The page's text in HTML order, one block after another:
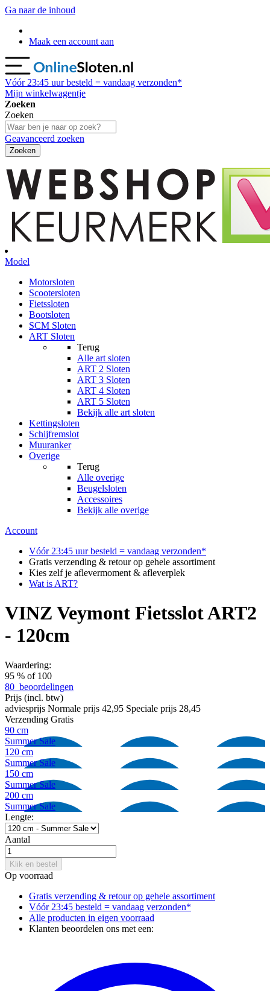
Ga naar de inhoud
Maak een account aan
Vóór 23:45 uur besteld = vandaag verzonden*
Mijn winkelwagentje
Zoeken
Zoeken
Geavanceerd zoeken
Zoeken
Model
Motorsloten
Scootersloten
Fietssloten
Bootsloten
SCM Sloten
ART Sloten
Terug
Alle art sloten
ART 2 Sloten
ART 3 Sloten
ART 4 Sloten
ART 5 Sloten
Bekijk alle art sloten
Kettingsloten
Schijfremslot
Muuranker
Overige
Terug
Alle overige
Beugelsloten
Accessoires
Bekijk alle overige
Account
Vóór 23:45 uur besteld = vandaag verzonden*
Gratis verzending & retour op gehele assortiment
Kies zelf je aflevermoment & afleverplek
Wat is ART?
VINZ Veymont Fietsslot ART2
- 120cm
Waardering:
95 % of 100
80 beoordelingen
Prijs (incl. btw)
adviesprijs Normale prijs 42,95 Speciale prijs 28,45
Verzending Gratis
90 cm
Summer Sale
120 cm
Summer Sale
150 cm
Summer Sale
200 cm
Summer Sale
Lengte:
Aantal
Klik en bestel
Op voorraad
Gratis verzending & retourop gehele assortiment
Vóór 23:45 besteld = vandaag verzonden*
Alle producten in eigen voorraad
Klanten beoordelen ons met een: